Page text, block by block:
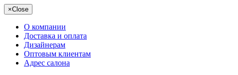
×Close
О компании
Доставка и оплата
Дизайнерам
Оптовым клиентам
Адрес салона